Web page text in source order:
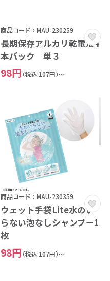
商品コード：MAU-230259
長期保存アルカリ乾電池4
本パック 単３
98円 （税込:107円）～
商品コード：MAU-230359
ウェット手袋Lite水のい
らない泡なしシャンプー1
枚
98円 （税込:107円）～